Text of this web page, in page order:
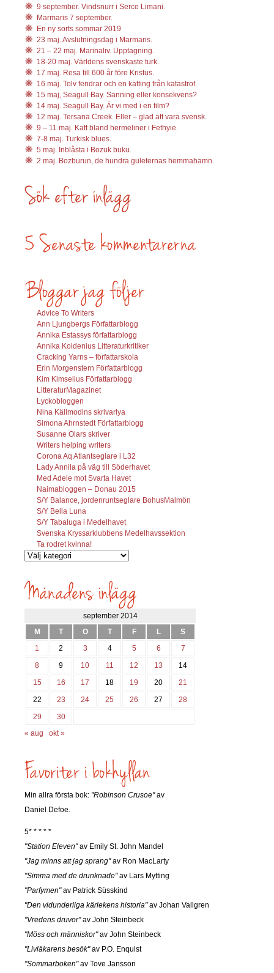
9 september. Vindsnurr i Serce Limani.
Marmaris 7 september.
En ny sorts sommar 2019
23 maj. Avslutningsdag i Marmaris.
21 – 22 maj. Marinaliv. Upptagning.
18-20 maj. Världens svenskaste turk.
17 maj. Resa till 600 år före Kristus.
16 maj. Tolv fendrar och en kätting från katastrof.
15 maj, Seagull Bay. Sanning eller konsekvens?
14 maj. Seagull Bay. Är vi med i en film?
12 maj. Tersana Creek. Eller – glad att vara svensk.
9 – 11 maj. Katt bland hermeliner i Fethyie.
7-8 maj. Turkisk blues.
5 maj. Inblåsta i Bozuk buku.
2 maj. Bozburun, de hundra guleternas hemmahamn.
Advice To Writers
Ann Ljungbergs Författarblogg
Annika Estassys författarblogg
Annika Koldenius Litteraturkritiker
Cracking Yarns – författarskola
Erin Morgenstern Författarblogg
Kim Kimselius Författarblogg
LitteraturMagazinet
Lyckobloggen
Nina Källmodins skrivarlya
Simona Ahrnstedt Författarblogg
Susanne Olars skriver
Writers helping writers
Corona Aq Atlantseglare i L32
Lady Annila på väg till Söderhavet
Med Adele mot Svarta Havet
Naimabloggen – Donau 2015
S/Y Balance, jordenruntseglare BohusMalmön
S/Y Bella Luna
S/Y Tabaluga i Medelhavet
Svenska Kryssarklubbens Medelhavssektion
Ta rodret kvinna!
Vilka
söks?
september 2014
M
T O T F L
S
1
2 3 4 5 6
7
8
9 10 11 12 13
14
15
16 17 18 19 20
21
22
23 24 25 26 27
28
29
30
« aug
okt »
Min allra första bok: "Robinson Crusoe"av
Daniel Defoe.
5* * * * *
"Station Eleven"av Emily St. John Mandel
"Jag minns att jag sprang"av Ron MacLarty
"Simma med de drunknade"av Lars Mytting
"Parfymen"av Patrick Süsskind
"Den vidunderliga kärlekens historia"av Johan Vallgren
"Vredens druvor"av John Steinbeck
"Möss och människor"av John Steinbeck
"Livläkarens besök"av P.O. Enquist
"Sommarboken"av Tove Jansson